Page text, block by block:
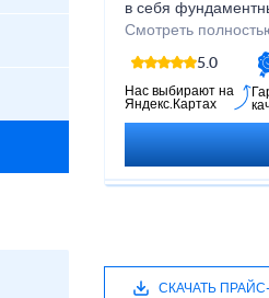
в себя
бордюры,
качество нашей
конкурентные
дизайнерские
компании и
Смотреть
5.0
Нас выбирают на
Яндекс.Картах
СКАЧАТЬ